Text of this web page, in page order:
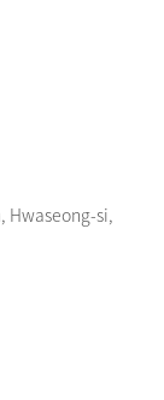
Hwaseong-si,